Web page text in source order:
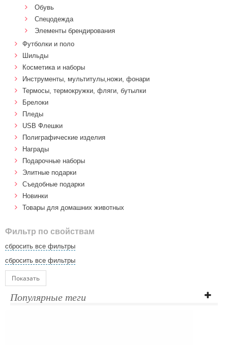
Обувь
Спецодежда
Элементы брендирования
Футболки и поло
Шильды
Косметика и наборы
Инструменты, мультитулы,ножи, фонари
Термосы, термокружки, фляги, бутылки
Брелоки
Пледы
USB Флешки
Полиграфические изделия
Награды
Подарочные наборы
Элитные подарки
Cъедобные подарки
Новинки
Товары для домашних животных
Фильтр по свойствам
сбросить все фильтры
сбросить все фильтры
Показать
Популярные теги